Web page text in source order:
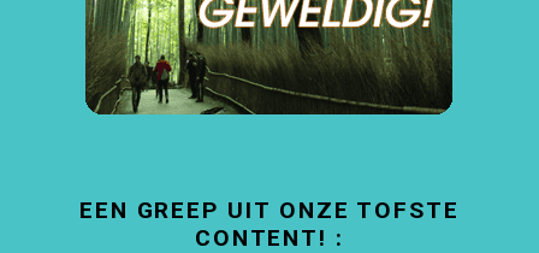
EEN GREEP UIT ONZE TOFSTE
CONTENT! :